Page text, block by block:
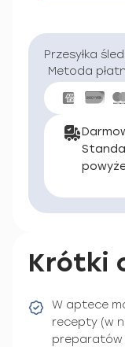
Przesyłka
Metoda
Krótki
W aptece
recepty (w
preparatów